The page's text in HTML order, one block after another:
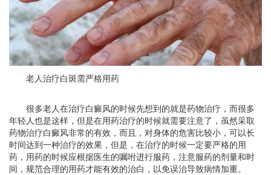
老人治疗白斑需严格用药
很多老人在治疗白癜风的时候先想到的就是药物治疗，而很多
年轻人也是这样，但是在用药治疗的时候就需要注意了，虽然采取
药物治疗白癜风非常的有效，而且，对身体的危害比较小，可以长
时间达到一种治疗的效果，但是，在治疗的时候一定要严格的用
药，用药的时候应根据医生的嘱咐进行服药，注意服药的剂量和时
间，规范合理的用药才能有效的治白，以免误治导致病情加重。